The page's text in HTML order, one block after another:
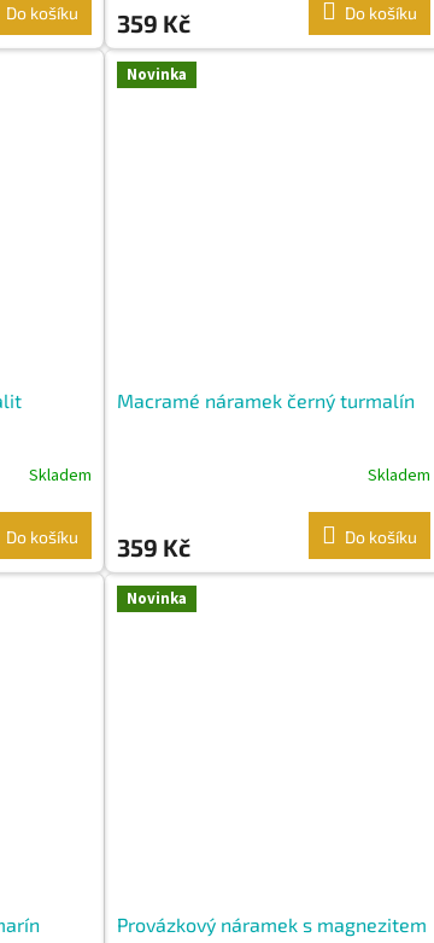
Do košíku 359 Kč Do košíku
Skladem
Do košíku
Novinka
Macramé náramek černý turmalín
Skladem
359 Kč Do košíku
Novinka
Provázkový náramek s magnezitem